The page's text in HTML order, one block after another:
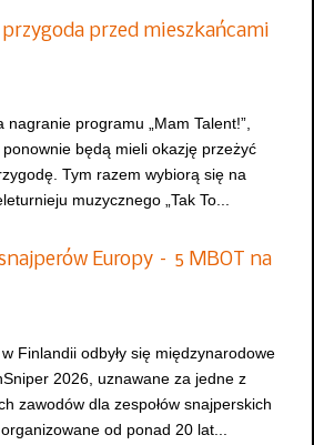
przed mieszkańcami
programu „Mam Talent!”,
będą mieli okazję przeżyć
Tym razem wybiorą się na
muzycznego „Tak To...
Europy – 5 MBOT na
Finlandii odbyły się międzynarodowe
2026, uznawane za jedne z
zawodów dla zespołów snajperskich
od ponad 20 lat...